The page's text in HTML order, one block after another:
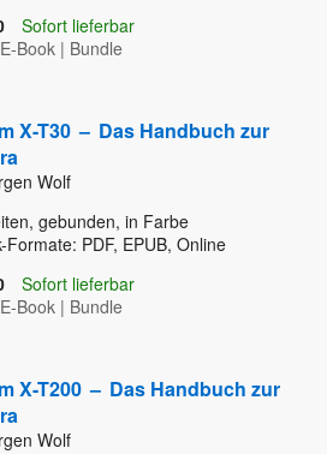
Sofort lieferbar
E-Book | Bundle
X-T30 – Das Handbuch zur
Wolf
gebunden, in Farbe
Formate: PDF, EPUB, Online
Sofort lieferbar
E-Book | Bundle
X-T200 – Das Handbuch zur
Wolf